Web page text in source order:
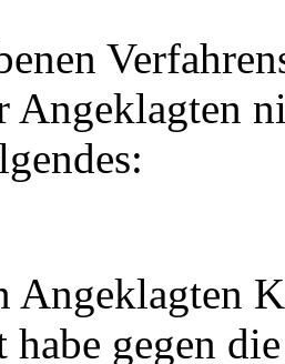
Angeklagten
Angeklagten
habe gegen